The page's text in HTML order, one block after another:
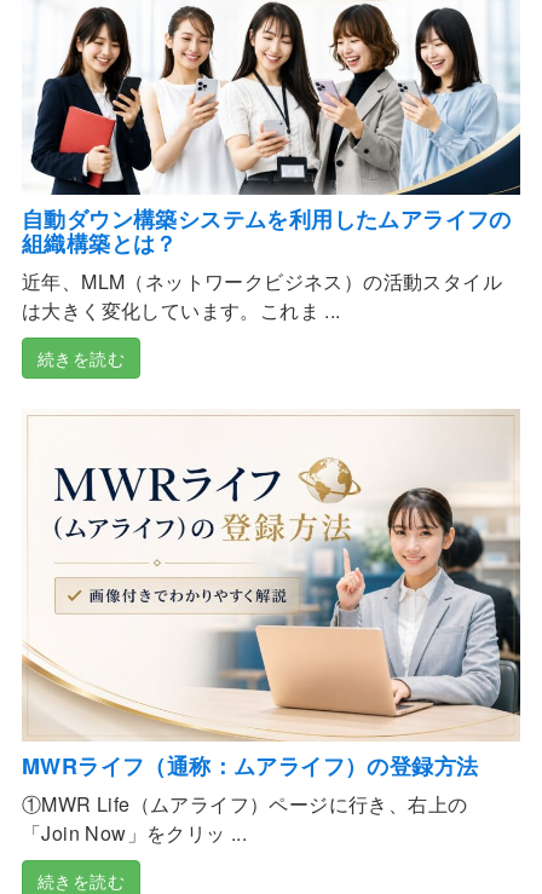
自動ダウン構築システムを利用したムアライフの
組織構築とは？
近年、MLM（ネットワークビジネス）の活動スタイル
は大きく変化しています。これま ...
続きを読む
MWRライフ（通称：ムアライフ）の登録方法
①MWR Life（ムアライフ）ページに行き、右上の
「Join Now」をクリッ ...
続きを読む